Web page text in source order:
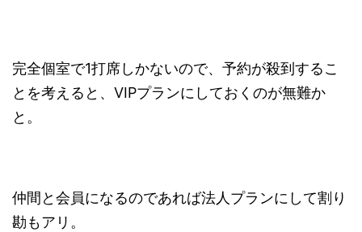
完全個室で1打席しかないので、予約が殺到するこ
とを考えると、VIPプランにしておくのが無難か
と。
仲間と会員になるのであれば法人プランにして割り
勘もアリ。